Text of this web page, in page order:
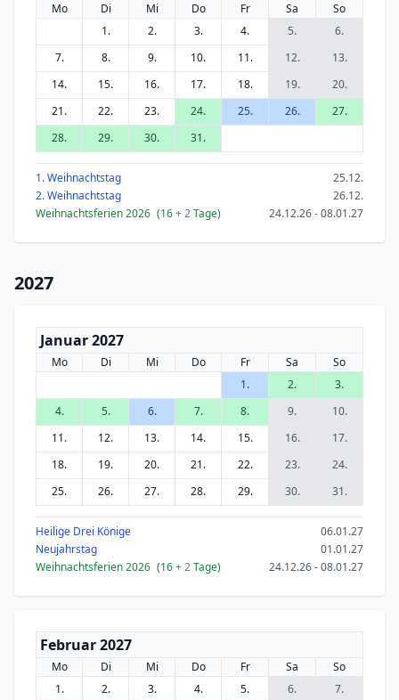
Mo Di Mi Do Fr Sa
So
1.
2. 3. 4. 5.
6.
7.
8. 9. 10. 11. 12.
13.
14.
15. 16. 17. 18. 19.
20.
21.
22. 23. 24. 25. 26.
27.
28.
29. 30. 31.
1. Weihnachtstag
25.12.
2. Weihnachtstag
26.12.
Weihnachtsferien 2026 (16+ 2Tage) 24.12.26 - 08.01.27
2027
Januar 2027
Mo Di Mi Do Fr Sa
So
1.
2.
3.
4.
5. 6. 7. 8. 9.
10.
11.
12. 13. 14. 15. 16.
17.
18.
19. 20. 21. 22. 23.
24.
25.
26. 27. 28. 29. 30. 31.
Heilige Drei Könige
06.01.27
Neujahrstag
01.01.27
Weihnachtsferien 2026 (16+ 2Tage) 24.12.26 - 08.01.27
Februar 2027
Mo Di Mi Do Fr Sa
So
1.
2. 3. 4. 5. 6.
7.